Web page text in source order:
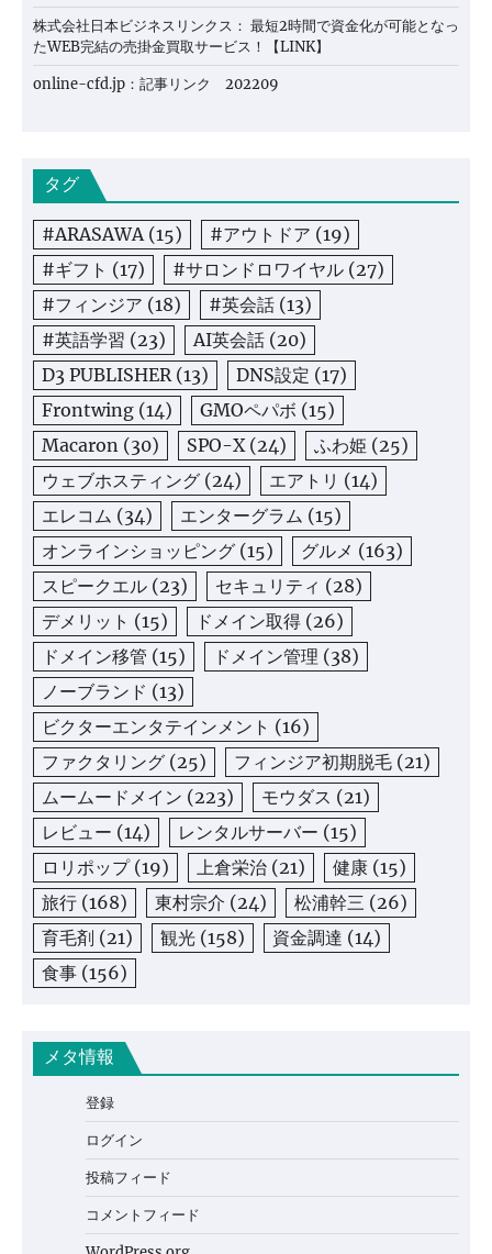
株式会社日本ビジネスリンクス： 最短2時間で資金化が可能となっ
たWEB完結の売掛金買取サービス！【LINK】
online-cfd.jp：記事リンク 202209
タグ
#ARASAWA(15) #アウトドア (19)
#ギフト (17) #サロンドロワイヤル (27)
#フィンジア (18) #英会話 (13)
#英語学習 (23) AI英会話 (20)
D3 PUBLISHER(13) DNS設定 (17)
Frontwing (14) GMOペパボ (15)
Macaron (30) SPO-X(24) ふわ姫 (25)
ウェブホスティング (24) エアトリ (14)
エレコム (34) エンターグラム (15)
オンラインショッピング (15) グルメ (163)
スピークエル (23) セキュリティ (28)
デメリット (15) ドメイン取得 (26)
ドメイン移管 (15) ドメイン管理 (38)
ノーブランド (13)
ビクターエンタテインメント (16)
ファクタリング (25) フィンジア初期脱毛 (21)
ムームードメイン (223) モウダス (21)
レビュー (14) レンタルサーバー (15)
ロリポップ(19) 上倉栄治 (21) 健康 (15)
旅行 (168) 東村宗介 (24) 松浦幹三 (26)
育毛剤 (21) 観光 (158) 資金調達 (14)
食事 (156)
メタ情報
登録
ログイン
投稿フィード
コメントフィード